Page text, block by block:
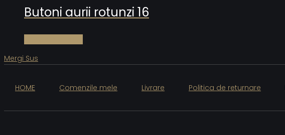
Butoni aurii rotunzi 16
Mergi Sus
HOME Comenzile mele Livrare Politica de returnare